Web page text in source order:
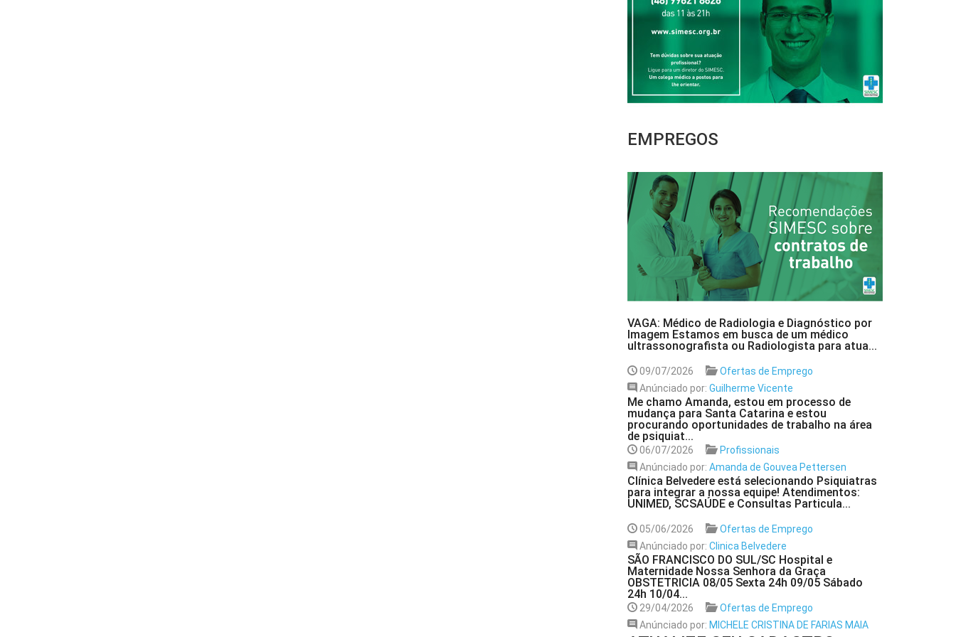
EMPREGOS
VAGA: Médico de Radiologia e Diagnóstico por
Imagem Estamos em busca de um médico
ultrassonografista ou Radiologista para atua...
09/07/2026
Ofertas de Emprego
Anúnciado por: Guilherme Vicente
Me chamo Amanda, estou em processo de
mudança para Santa Catarina e estou
procurando oportunidades de trabalho na área
de psiquiat...
06/07/2026
Profissionais
Anúnciado por: Amanda de Gouvea Pettersen
Clínica Belvedere está selecionando Psiquiatras
para integrar a nossa equipe! Atendimentos:
UNIMED, SCSAÚDE e Consultas Particula...
05/06/2026
Ofertas de Emprego
Anúnciado por: Clinica Belvedere
SÃO FRANCISCO DO SUL/SC Hospital e
Maternidade Nossa Senhora da Graça
OBSTETRICIA 08/05 Sexta 24h 09/05 Sábado
24h 10/04...
29/04/2026
Ofertas de Emprego
Anúnciado por: MICHELE CRISTINA DE FARIAS MAIA